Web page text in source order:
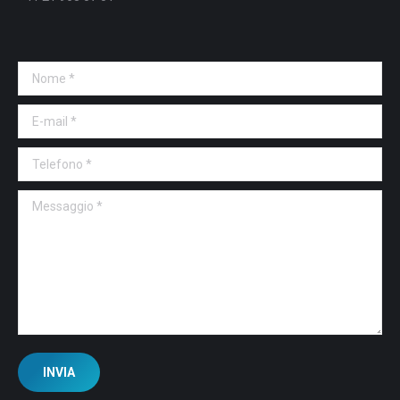
Nome *
E-mail *
Telefono *
Messaggio *
INVIA